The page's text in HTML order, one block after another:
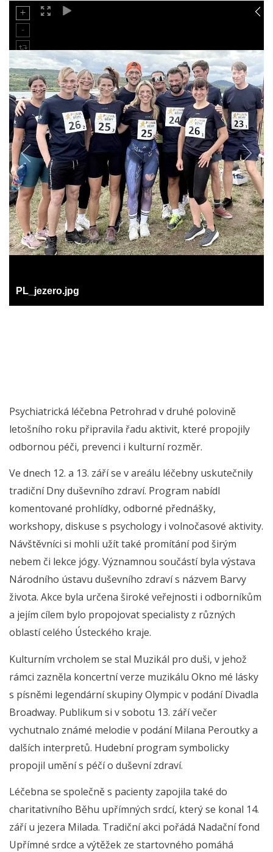
PL_jezero.jpg
Psychiatrická léčebna Petrohrad v druhé polovině
letošního roku připravila řadu aktivit, které propojily
odbornou péči, prevenci i kulturní rozměr.
Ve dnech 12. a 13. září se v areálu léčebny uskutečnily
tradiční Dny duševního zdraví. Program nabídl
komentované prohlídky, odborné přednášky,
workshopy, diskuse s psychology i volnočasové aktivity.
Návštěvníci si mohli užít také promítání pod širým
nebem či lekce jógy. Významnou součástí byla výstava
Národního ústavu duševního zdraví s názvem Barvy
života. Akce byla určena široké veřejnosti i odborníkům
a jejím cílem bylo propojovat specialisty z různých
oblastí celého Ústeckého kraje.
Kulturním vrcholem se stal Muzikál pro duši, v jehož
rámci zazněla koncertní verze muzikálu Okno mé lásky
s písněmi legendární skupiny Olympic v podání Divadla
Broadway. Publikum si v sobotu 13. září večer
vychutnalo známé melodie v podání Milana Peroutky a
dalších interpretů. Hudební program symbolicky
propojil umění s péčí o duševní zdraví.
Léčebna se společně s pacienty zapojila také do
charitativního Běhu upřímných srdcí, který se konal 14.
září u jezera Milada. Tradiční akci pořádá Nadační fond
Upřímné srdce a výtěžek ze startovného pomáhá